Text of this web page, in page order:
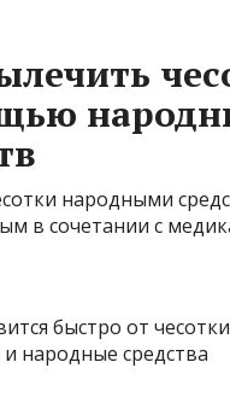
народными
в сочетании с